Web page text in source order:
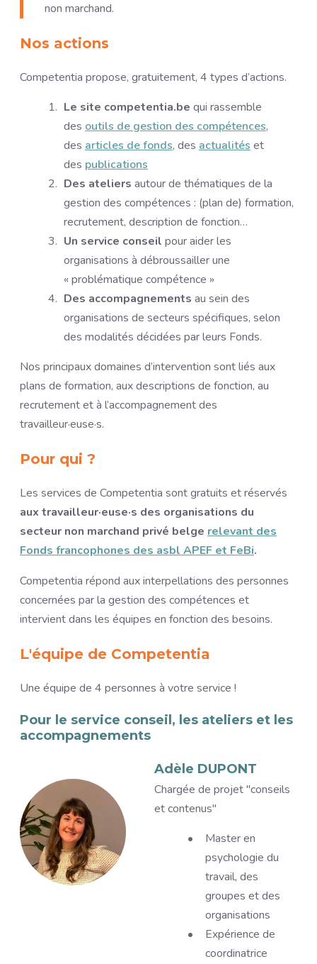
non marchand.
Nos actions
Competentia propose, gratuitement, 4 types d’actions.
Le site competentia.be qui rassemble
des outils de gestion des compétences,
des articles de fonds, des actualités et
des publications
Des ateliers autour de thématiques de la
gestion des compétences : (plan de) formation,
recrutement, description de fonction…
Un service conseil pour aider les
organisations à débroussailler une
« problématique compétence »
Des accompagnements au sein des
organisations de secteurs spécifiques, selon
des modalités décidées par leurs Fonds.
Nos principaux domaines d’intervention sont liés aux
plans de formation, aux descriptions de fonction, au
recrutement et à l’accompagnement des
travailleur·euse·s.
Pour qui ?
Les services de Competentia sont gratuits et réservés
aux travailleur·euse·s des organisations du
secteur non marchand privé belge relevant des
Fonds francophones des asbl APEF et FeBi.
Competentia répond aux interpellations des personnes
concernées par la gestion des compétences et
intervient dans les équipes en fonction des besoins.
L'équipe de Competentia
Une équipe de 4 personnes à votre service !
Pour le service conseil, les ateliers et les
accompagnements
Adèle DUPONT
Titre
Chargée de projet "conseils
et contenus"
DescriptionMaster en
psychologie du
travail, des
groupes et des
organisations
Expérience de
coordinatrice